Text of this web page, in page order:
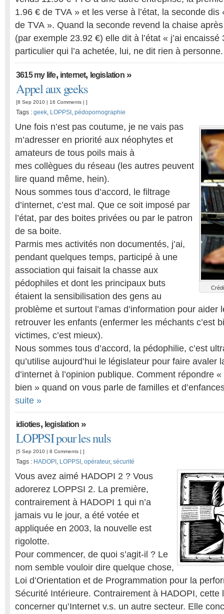
1.96 € de TVA » et les verse à l’état, la seconde dis
de TVA ». Quand la seconde revend la chaise
(par exemple 23.92 €) elle dit à l’état « j’ai
particulier qui l’a achetée, lui, ne dit rien à
3615 my life, internet, legislation»
Appel aux geeks
[8 Sep 2010 | 16 Comments | ]
Tags : geek, LOPPSI , pédopornographie
Une fois n’est pas coutume, je ne vais pas
m’adresser en priorité aux néophytes et
amateurs de tous poils mais à
mes collègues du réseau (les autres peuvent
lire quand même, hein).
Nous sommes tous d’accord, le filtrage
d’internet, c’est mal. Que ce soit imposé par
l’état, par des boites privées ou par le patron
de sa boite.
Parmis mes activités non documentés, j’ai,
pendant quelques temps, participé à une
association qui faisait la chasse aux
pédophiles et dont les principaux buts
étaient la sensibilisation des gens au
problème et surtout l’amas d’information pour aider
retrouver les enfants (enfermer les méchants c’est
victimes, c’est mieux).
Nous sommes tous d’accord, la pédophilie, c’est
qu’utilise aujourd’hui le législateur pour faire avaler
d’internet à l’opinion publique. Comment répondre
bien » quand on vous parle de familles et
suite »
idioties, legislation »
LOPPSI pour les nuls
[5 Sep 2010 | 8 Comments | ]
Tags : HADOPI , LOPPSI , opérateur, sécurité
Vous avez aimé HADOPI 2 ? Vous
adorerez LOPPSI 2. La première,
contrairement à HADOPI 1 qui n’a
jamais vu le jour, a été votée et
appliquée en 2003, la nouvelle est
rigolotte.
Pour commencer, de quoi s’agit-il ? Le
nom semble vouloir dire quelque chose,
Loi d’Orientation et de Programmation pour la
Sécurité Intérieure. Contrairement à HADOPI, cette
concerner qu’Internet v.s. un autre secteur. Elle